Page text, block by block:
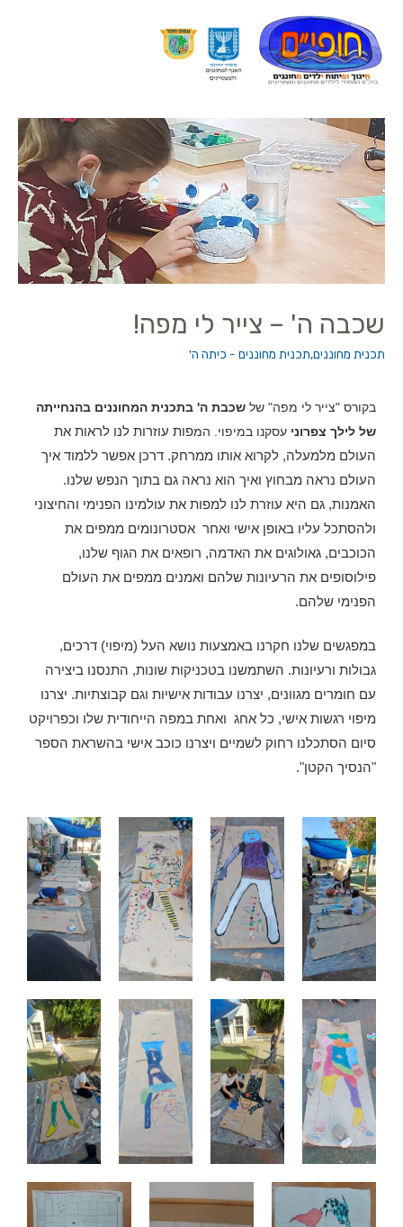
שכבה ה' – צייר לי מפה!
תכנית מחוננים,תכנית מחוננים - כיתה ה'
בקורס "צייר לי מפה" של שכבת ה' בתכנית המחוננים בהנחייתה
של לילך צפרוני עסקנו במיפוי. המפות עוזרות לנו לראות את
העולם מלמעלה, לקרוא אותו ממרחק. דרכן אפשר ללמוד איך
העולם נראה מבחוץ ואיך הוא נראה גם בתוך הנפש שלנו.
האמנות, גם היא עוזרת לנו למפות את עולמינו הפנימי והחיצוני
ולהסתכל עליו באופן אישי ואחר אסטרונומים ממפים את
הכוכבים, גאולוגים את האדמה, רופאים את הגוף שלנו,
פילוסופים את הרעיונות שלהם ואמנים ממפים את העולם
הפנימי שלהם.
במפגשים שלנו חקרנו באמצעות נושא העל (מיפוי) דרכים,
גבולות ורעיונות. השתמשנו בטכניקות שונות, התנסנו ביצירה
עם חומרים מגוונים, יצרנו עבודות אישיות וגם קבוצתיות. יצרנו
מיפוי רגשות אישי, כל אחג ואחת במפה הייחודית שלו וכפרויקט
סיום הסתכלנו רחוק לשמיים ויצרנו כוכב אישי בהשראת הספר
"הנסיך הקטן".